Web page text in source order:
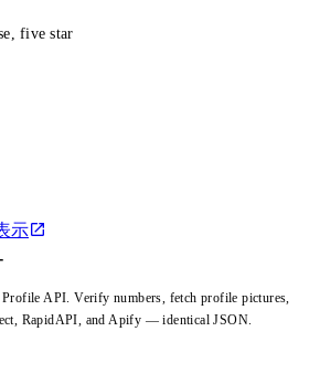
five star
示
API. Verify numbers, fetch profile pictures,
RapidAPI, and Apify — identical JSON.